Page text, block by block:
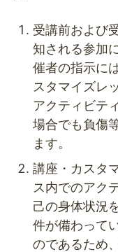
受講前および
知される参加
催者の指示に
スタマイズレ
アクティビテ
場合でも負傷
ます。
講座・カスタ
ス内でのアク
己の身体状況
件が備わって
のであるため